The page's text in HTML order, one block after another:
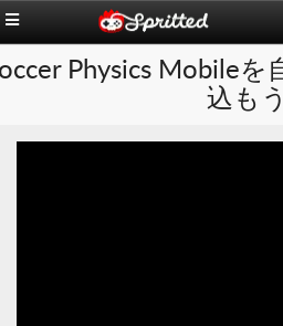
Physics Mobile
込もう